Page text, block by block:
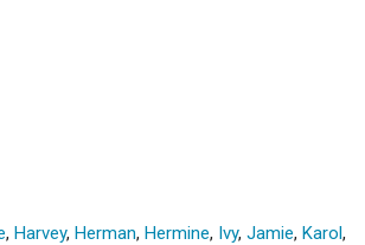
, Harvey, Herman, Hermine, Ivy, Jamie, Karol,